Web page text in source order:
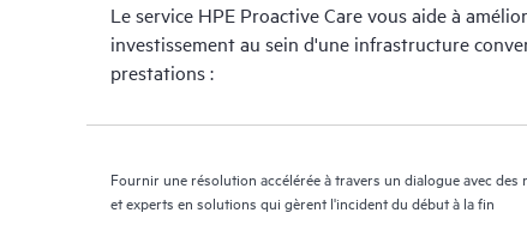
Le service HPE Proactive Care vous aide à
investissement au sein d'une infrastructure
prestations :
Fournir une résolution accélérée à travers un dialogue avec des
et experts en solutions qui gèrent l'incident du début à la fin